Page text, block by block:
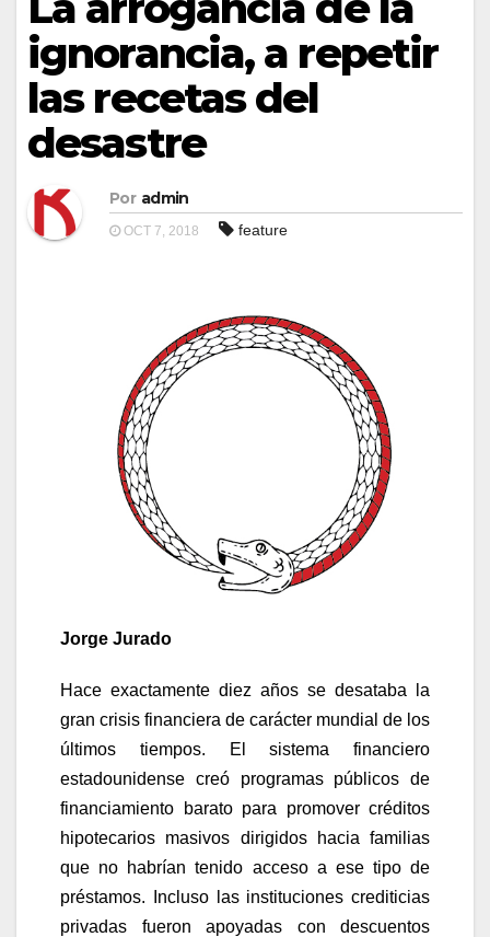
ignorancia, a repetir
las recetas del
desastre
Por admin
OCT 7, 2018 feature
Jorge Jurado
Hace exactamente diez años se desataba la
gran crisis financiera de carácter mundial de los
últimos tiempos. El sistema financiero
estadounidense creó programas públicos de
financiamiento barato para promover créditos
hipotecarios masivos dirigidos hacia familias
que no habrían tenido acceso a ese tipo de
préstamos. Incluso las instituciones crediticias
privadas fueron apoyadas con descuentos